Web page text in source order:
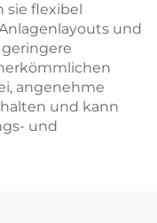
sie flexibel
und
angenehme
und kann
und